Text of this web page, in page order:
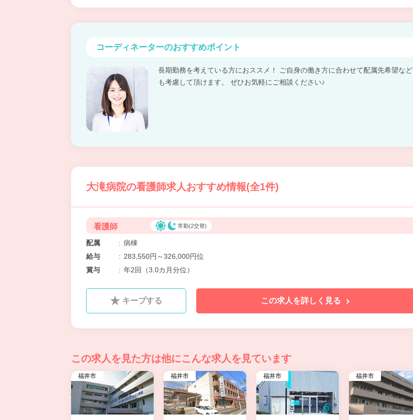
コーディネーターのおすすめポイント
長期勤務を考えている方におススメ！ ご自身の働き方に合わせて配属先希望など
も考慮して頂けます。 ぜひお気軽にご相談ください♪
大滝病院の看護師求人おすすめ情報(全1件)
看護師 常勤(2交替)
配属 : 病棟
給与
: 283,550円～326,000円位
賞与
: 年2回（3.0カ月分位）
キープする この求人を詳しく見る
この求人を見た方は他にこんな求人を見ています
福井市 福井市 福井市 福井市